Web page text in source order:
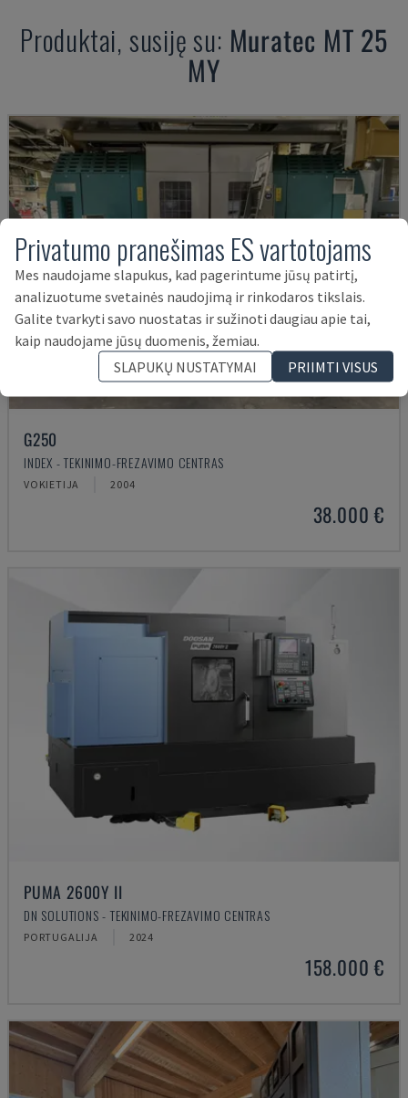
Produktai, susiję su: Muratec MT 25
MY
G250
INDEX - TEKINIMO-FREZAVIMO CENTRAS
VOKIETIJA 2004
38.000 €
PUMA 2600Y II
DN SOLUTIONS - TEKINIMO-FREZAVIMO CENTRAS
PORTUGALIJA 2024
158.000 €
Privatumo pranešimas ES vartotojams
Mes naudojame slapukus, kad pagerintume jūsų patirtį,
analizuotume svetainės naudojimą ir rinkodaros tikslais.
Galite tvarkyti savo nuostatas ir sužinoti daugiau apie tai,
kaip naudojame jūsų duomenis, žemiau.
SLAPUKŲ NUSTATYMAI
PRIIMTI VISUS